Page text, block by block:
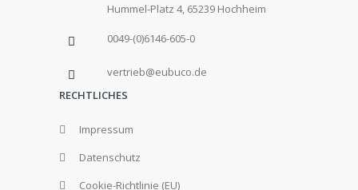
Hummel-Platz 4, 65239 Hochheim
0049-(0)6146-605-0
vertrieb@eubuco.de
RECHTLICHES
Impressum
Datenschutz
Cookie-Richtlinie (EU)